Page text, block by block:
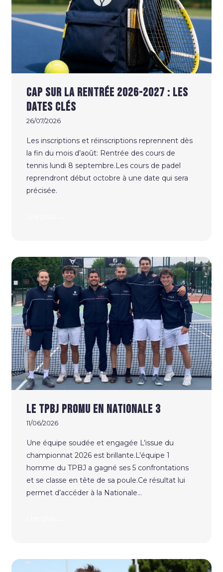
Cap sur la rentrée 2026-2027 : Les
dates clés
26/07/2026
Les inscriptions et réinscriptions reprennent dès
la fin du mois d’août: Rentrée des cours de
tennis lundi 8 septembre.Les cours de padel
reprendront début octobre à une date qui sera
précisée.
Le TPBJ promu en Nationale 3
11/06/2026
Une équipe soudée et engagée L’issue du
championnat 2026 est brillante.L’équipe 1
homme du TPBJ a gagné ses 5 confrontations
et se classe en tête de sa poule.Ce résultat lui
permet d’accéder à la Nationale...